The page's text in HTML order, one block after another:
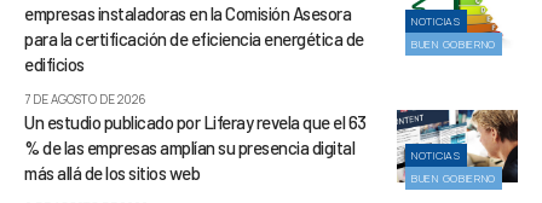
NOTICIAS
BUEN GOBIERNO
empresas instaladoras en la Comisión Asesora
para la certificación de eficiencia energética de
edificios
7 DE AGOSTO DE 2026
NOTICIAS
BUEN GOBIERNO
Un estudio publicado por Liferay revela que el 63
% de las empresas amplían su presencia digital
más allá de los sitios web